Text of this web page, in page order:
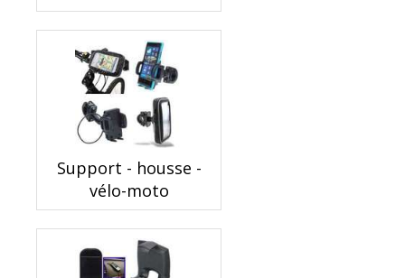
Support - housse -
vélo-moto